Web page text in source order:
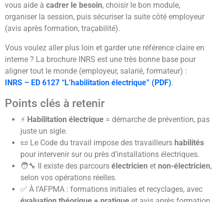
vous aide à cadrer le besoin, choisir le bon module,
organiser la session, puis sécuriser la suite côté employeur
(avis après formation, traçabilité).
Vous voulez aller plus loin et garder une référence claire en
interne ? La brochure INRS est une très bonne base pour
aligner tout le monde (employeur, salarié, formateur) :
INRS – ED 6127 “L’habilitation électrique” (PDF).
Points clés à retenir
⚡ Habilitation électrique = démarche de prévention, pas
juste un sigle.
📜 Le Code du travail impose des travailleurs habilités
pour intervenir sur ou près d’installations électriques.
🧑‍🔧 Il existe des parcours électricien et non-électricien,
selon vos opérations réelles.
✅ À l’AFPMA : formations initiales et recyclages, avec